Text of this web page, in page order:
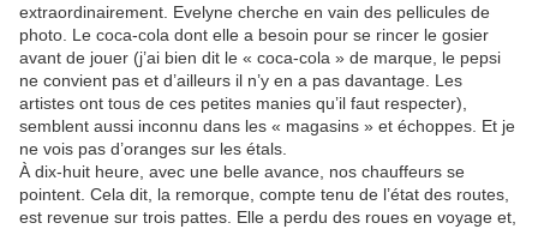
extraordinairement. Evelyne cherche en vain des pellicules de
photo. Le coca-cola dont elle a besoin pour se rincer le gosier
avant de jouer (j’ai bien dit le « coca-cola » de marque, le pepsi
ne convient pas et d’ailleurs il n’y en a pas davantage. Les
artistes ont tous de ces petites manies qu’il faut respecter),
semblent aussi inconnu dans les « magasins » et échoppes. Et je
ne vois pas d’oranges sur les étals.
À dix-huit heure, avec une belle avance, nos chauffeurs se
pointent. Cela dit, la remorque, compte tenu de l’état des routes,
est revenue sur trois pattes. Elle a perdu des roues en voyage et,